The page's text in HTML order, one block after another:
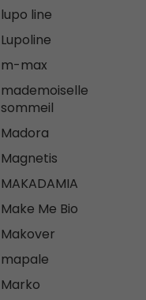
lupo line
Lupoline
m-max
mademoiselle
sommeil
Madora
Magnetis
MAKADAMIA
Make Me Bio
Makover
mapale
Marko